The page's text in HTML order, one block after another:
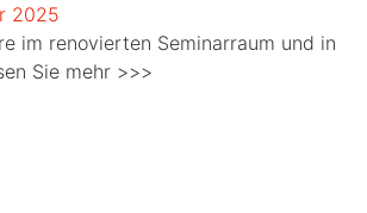
2025
im renovierten Seminarraum und in
Sie mehr >>>